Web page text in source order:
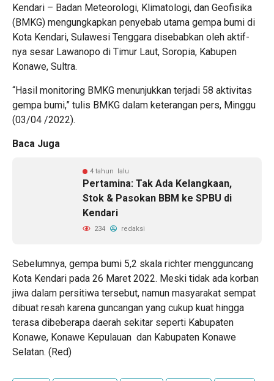
Kendari – Badan Meteorologi, Klimatologi, dan Geofisika
(BMKG) mengungkapkan penyebab utama gempa bumi di
Kota Kendari, Sulawesi Tenggara disebabkan oleh aktif-
nya sesar Lawanopo di Timur Laut, Soropia, Kabupen
Konawe, Sultra.
“Hasil monitoring BMKG menunjukkan terjadi 58 aktivitas
gempa bumi,” tulis BMKG dalam keterangan pers, Minggu
(03/04 /2022).
Baca Juga
4 tahun lalu
Pertamina: Tak Ada Kelangkaan,
Stok & Pasokan BBM ke SPBU di
Kendari
234 redaksi
Sebelumnya, gempa bumi 5,2 skala richter mengguncang
Kota Kendari pada 26 Maret 2022. Meski tidak ada korban
jiwa dalam persitiwa tersebut, namun masyarakat sempat
dibuat resah karena guncangan yang cukup kuat hingga
terasa dibeberapa daerah sekitar seperti Kabupaten
Konawe, Konawe Kepulauan dan Kabupaten Konawe
Selatan. (Red)